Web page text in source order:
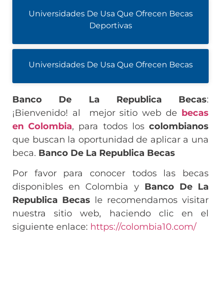
Universidades De Usa Que Ofrecen Becas
Deportivas
Universidades De Usa Que Ofrecen Becas
Banco De La Republica Becas:
¡Bienvenido! al mejor sitio web de becas
en Colombia, para todos loscolombianos
que buscan la oportunidad de aplicar a una
beca. Banco De La Republica Becas
Por favor para conocer todos las becas
disponibles en Colombia y Banco De La
Republica Becas le recomendamos visitar
nuestra sitio web, haciendo clic en el
siguiente enlace: https://colombia10.com/